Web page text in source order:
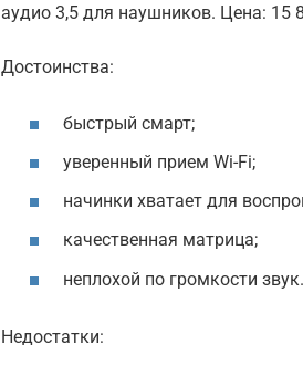
аудио 3,5 для наушников. Цена: 15
Достоинства:
быстрый смарт;
уверенный прием Wi-Fi;
начинки хватает для
качественная матрица;
неплохой по громкости звук.
Недостатки: